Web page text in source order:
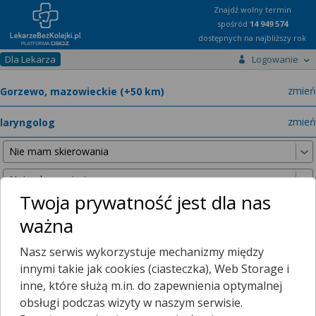
Znajdź wolny termin
spośród 14 949 574
dostępnych na najbliższy rok
Dla Lekarza Logowanie
zmień
zmień
Nie znaleźliśmy żadnych lekarzy w promieniu25 km , dlatego
zwiększyliśmy promień wyszukiwania do
50 km
Mamy dla Ciebie porady zdalne!
Twoja prywatność jest dla nas
ważna
Nasz serwis wykorzystuje mechanizmy między
innymi takie jak cookies (ciasteczka), Web Storage i
inne, które służą m.in. do zapewnienia optymalnej
obsługi podczas wizyty w naszym serwisie.